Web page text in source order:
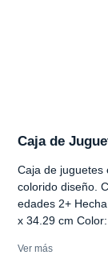
Caja de
Caja de juguetes
colorido diseño.
edades 2+
x 34.29 cm
Ver más